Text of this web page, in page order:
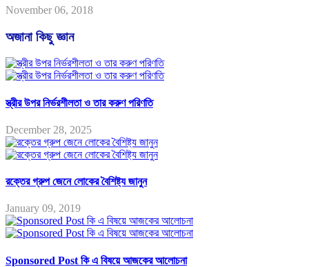
November 06, 2018
অজানা কিছু জ্ঞান
স্ত্রীর উপর নির্ভরশীলতা ও তার করুণ পরিণতি
December 28, 2025
রক্তের গ্রুপ জেনে লোকের বৈশিষ্ট্য জানুন
January 09, 2019
Sponsored Post কি এ বিষয়ে আজকের আলোচনা